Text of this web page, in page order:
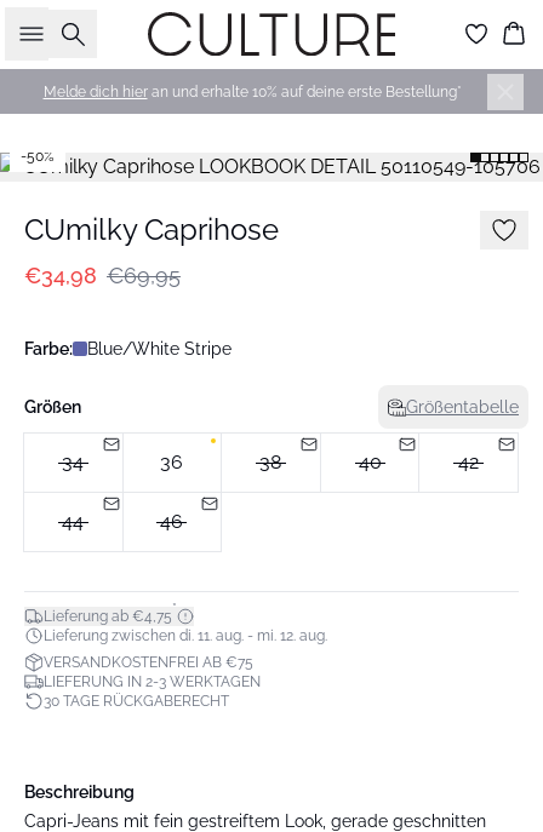
Suche
Melde dich hieran und erhalte 10% auf deine erste Bestellung*
-50%
CUmilky Caprihose
€34,98 €69,95
Farbe: Blue/White Stripe
Größen Größentabelle
34 36 38 40 42
44 46
Lieferung ab €4,75*
Lieferung zwischen di. 11. aug. - mi. 12. aug.
VERSANDKOSTENFREI AB €75
LIEFERUNG IN 2-3 WERKTAGEN
30 TAGE RÜCKGABERECHT
Beschreibung
Capri-Jeans mit fein gestreiftem Look, gerade geschnitten